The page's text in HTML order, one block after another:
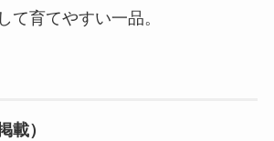
て育てやすい一品。
載）